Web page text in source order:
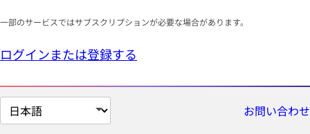
一部のサービスではサブスクリプションが必要な場合があります。
ログインまたは登録する
ペ
ー
お問い合わせ